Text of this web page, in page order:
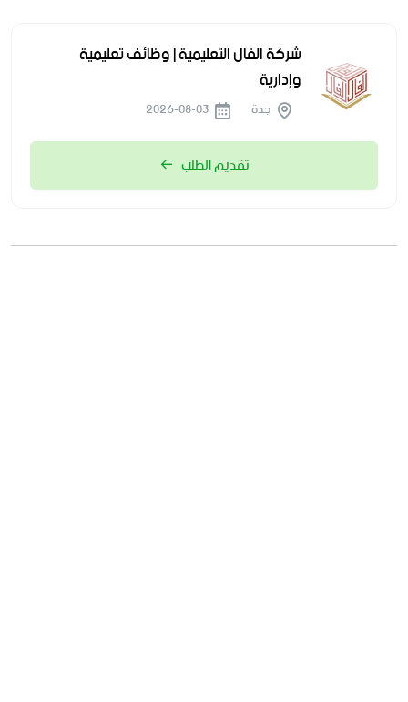
شركة الفال التعليمية | وظائف تعليمية
وإدارية
جدة
تقديم الطلب